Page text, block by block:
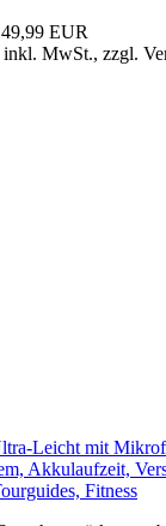
49,99 EUR
inkl. MwSt., zzgl.
Leicht mit
Akkulaufzeit,
Fitness